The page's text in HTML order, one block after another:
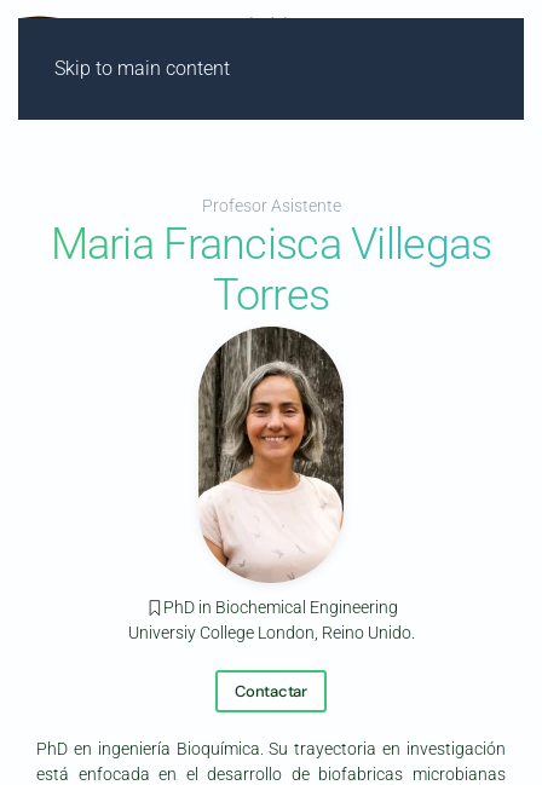
Skip to main content
Profesor Asistente
Maria Francisca Villegas
Torres
PhD in Biochemical Engineering
Universiy College London, Reino Unido.
Contactar
PhD en ingeniería Bioquímica. Su trayectoria en investigación
está enfocada en el desarrollo de biofabricas microbianas